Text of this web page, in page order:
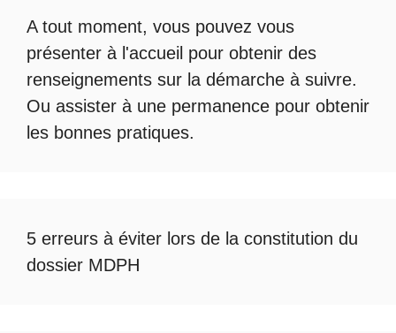
A tout moment, vous pouvez vous
présenter à l'accueil pour obtenir des
renseignements sur la démarche à suivre.
Ou assister à une permanence pour obtenir
les bonnes pratiques.
5 erreurs à éviter lors de la constitution du
dossier MDPH